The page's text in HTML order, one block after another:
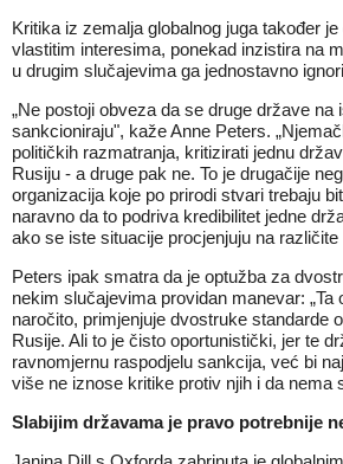
Kritika iz zemalja globalnog juga također
vlastitim interesima, ponekad inzistira na
u drugim slučajevima ga jednostavno
„Ne postoji obveza da se druge države na
sankcioniraju", kaže Anne Peters.
političkih razmatranja, kritizirati jednu
Rusiju - a druge pak ne. To je drugačije
organizacija koje po prirodi stvari trebaju
naravno da to podriva kredibilitet jedne
ako se iste situacije procjenjuju na različite
Peters ipak smatra da je optužba za
nekim slučajevima providan manevar: „Ta
naročito, primjenjuje dvostruke standarde
Rusije. Ali to je čisto oportunistički, jer te
ravnomjernu raspodjelu sankcija, već bi
više ne iznose kritike protiv njih i da nema
Slabijim državama je pravo potrebnije